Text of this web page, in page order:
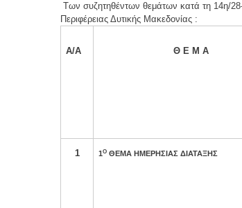
Των συζητηθέντων θεμάτων κατά τη 14η/
Περιφέρειας Δυτικής Μακεδονίας :
Α/Α Θ Ε Μ Α
1 1Ο ΘΕΜΑ ΗΜΕΡΗΣΙΑΣ ΔΙΑΤΑΞΗΣ